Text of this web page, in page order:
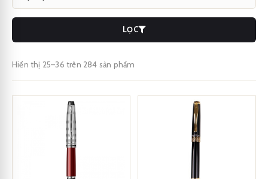
LỌC
Hiển thị 25–36 trên 284 sản phẩm